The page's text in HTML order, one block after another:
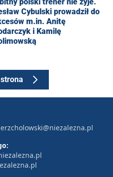
Cybulski prowadził do
m.in. Anitę
i Kamilę